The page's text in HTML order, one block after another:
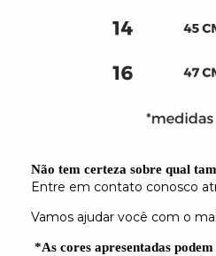
Não tem certeza sobre qual
Entre em contato conosco
Vamos ajudar você com o
*As cores apresentadas